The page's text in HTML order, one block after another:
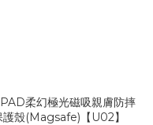
柔幻極光磁吸親膚防摔
護殼(Magsafe)【U02】